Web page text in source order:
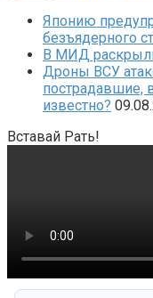
Японию
безъядерного
В МИД
Дроны ВСУ
пострадавшие,
известно?
Вставай Рать!